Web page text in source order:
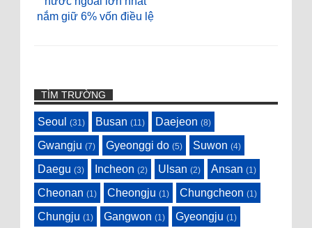
nắm giữ 6% vốn điều lệ
TÌM TRƯỜNG
Seoul (31) Busan (11) Daejeon (8)
Gwangju (7) Gyeonggi do (5) Suwon (4)
Daegu (3) Incheon (2) Ulsan (2) Ansan (1)
Cheonan (1) Cheongju (1) Chungcheon (1)
Chungju (1) Gangwon (1) Gyeongju (1)